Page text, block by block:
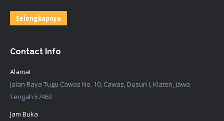
Selengkapnya
Contact Info
Alamat
Jalan Raya Tugu Cawas No. 10, Cawas, Dusun I, Klaten, Jawa
Tengah 57463
Jam Buka